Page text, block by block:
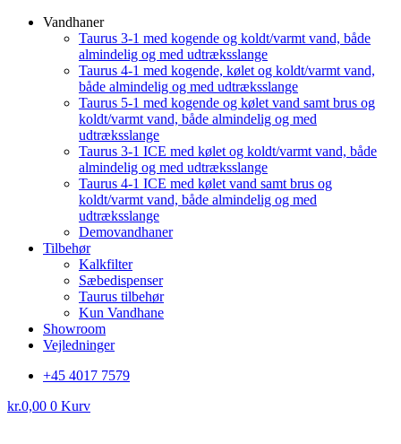
Vandhaner
Taurus 3-1 med kogende og koldt/varmt vand, både
almindelig og med udtræksslange
Taurus 4-1 med kogende, kølet og koldt/varmt vand,
både almindelig og med udtræksslange
Taurus 5-1 med kogende og kølet vand samt brus og
koldt/varmt vand, både almindelig og med
udtræksslange
Taurus 3-1 ICE med kølet og koldt/varmt vand, både
almindelig og med udtræksslange
Taurus 4-1 ICE med kølet vand samt brus og
koldt/varmt vand, både almindelig og med
udtræksslange
Demovandhaner
Tilbehør
Kalkfilter
Sæbedispenser
Taurus tilbehør
Kun Vandhane
Showroom
Vejledninger
+45 4017 7579
kr.0,00 0 Kurv